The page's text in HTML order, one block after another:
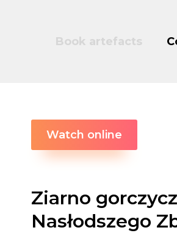
Book artefacts
Watch online
Ziarno
Nasłodszego